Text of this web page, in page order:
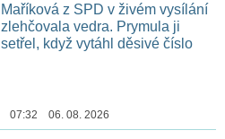
Maříková z SPD v živém vysílání
zlehčovala vedra. Prymula ji
setřel, když vytáhl děsivé číslo
07:32 06. 08. 2026